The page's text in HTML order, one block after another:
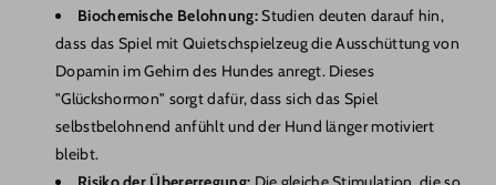
Biochemische Belohnung:Studien deuten darauf hin,
dass das Spiel mit Quietschspielzeug die Ausschüttung von
Dopamin im Gehirn des Hundes anregt. Dieses
"Glückshormon" sorgt dafür, dass sich das Spiel
selbstbelohnend anfühlt und der Hund länger motiviert
bleibt.